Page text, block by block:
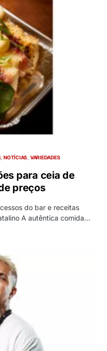
NOTÍCIAS VARIEDADES
para ceia de
preços
do bar e receitas
A autêntica comida…